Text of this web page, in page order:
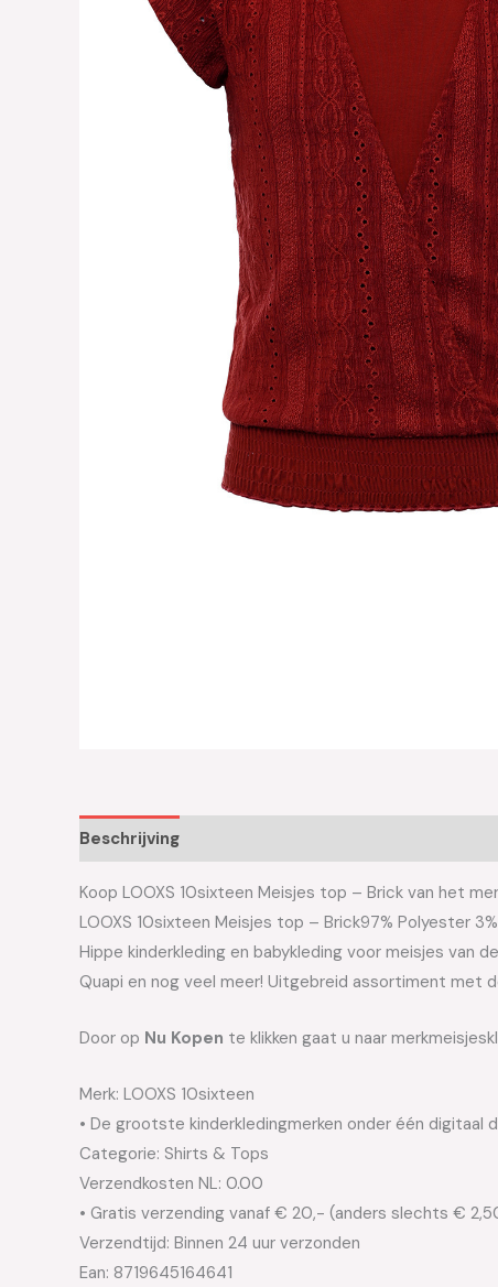
Beschrijving
Koop LOOXS 10sixteen Meisjes top – Brick van het
LOOXS 10sixteen Meisjes top – Brick97% Polyester 3%
Hippe kinderkleding en babykleding voor meisjes van
Quapi en nog veel meer! Uitgebreid assortiment met
Door op Nu Kopen te klikken gaat u naar
Merk: LOOXS 10sixteen
• De grootste kinderkledingmerken onder één digitaal
Categorie: Shirts & Tops
Verzendkosten NL: 0.00
• Gratis verzending vanaf € 20,- (anders slechts €
Verzendtijd: Binnen 24 uur verzonden
Ean: 8719645164641